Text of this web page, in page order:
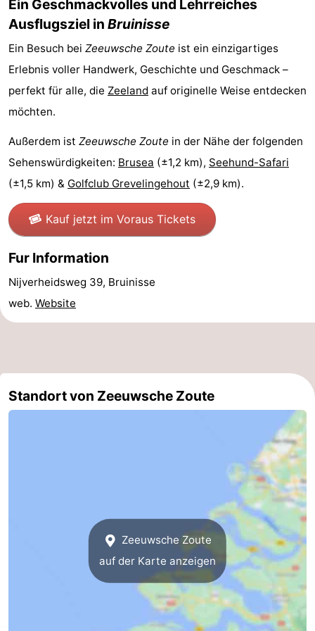
Rundfahrten
-
Spielplätze
-
Indoor-
Spielplätze
-
Bowling
-
Minigolfplätze
Wellness-
Zentren
Dörfer
&
Natur
Sport
-
Radfahren
-
Wandern
-
Ein Geschmackvolles und Lehrreiches
Ausflugsziel in Bruinisse
Ein Besuch bei Zeeuwsche Zoute ist ein einzigartiges
Erlebnis voller Handwerk, Geschichte und Geschmack –
perfekt für alle, die Zeeland auf originelle Weise entdecken
möchten.
Außerdem ist Zeeuwsche Zoute in der Nähe der folgenden
Sehenswürdigkeiten: Brusea (±1,2 km), Seehund-Safari
(±1,5 km) & Golfclub Grevelingehout (±2,9 km).
Kauf jetzt im Voraus Tickets
Fur Information
Nijverheidsweg 39, Bruinisse
web. Website
Standort von Zeeuwsche Zoute
Zeeuwsche Zoute
auf der Karte anzeigen